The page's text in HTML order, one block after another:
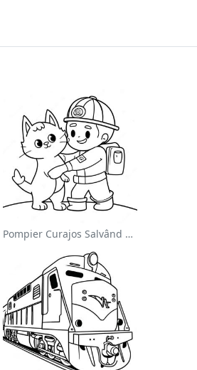
Pompier Curajos Salvând O Pisică - Pagina De Colorat